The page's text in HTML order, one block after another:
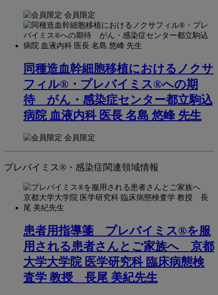
会員限定
同種造血幹細胞移植におけるノクサ
フィル®・プレバイミス®への期
待 がん・感染症センター都立駒込
病院 血液内科 医長 名島 悠峰 先生
会員限定
プレバイミス®・感染症関連領域情報
患者用指導箋 プレバイミス®を服
用される患者さんとご家族へ 京都
大学大学院 医学研究科 臨床病態検
査学 教授 長尾 美紀先生